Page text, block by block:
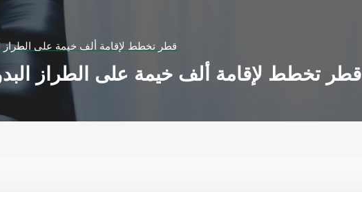
قطر تخطط لإقامة ألف خيمة على الطراز
قطر تخطط لإقامة ألف خيمة على الطراز